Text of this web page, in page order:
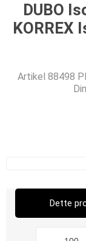
DUBO
KORREX
Artikel 88498
Dette